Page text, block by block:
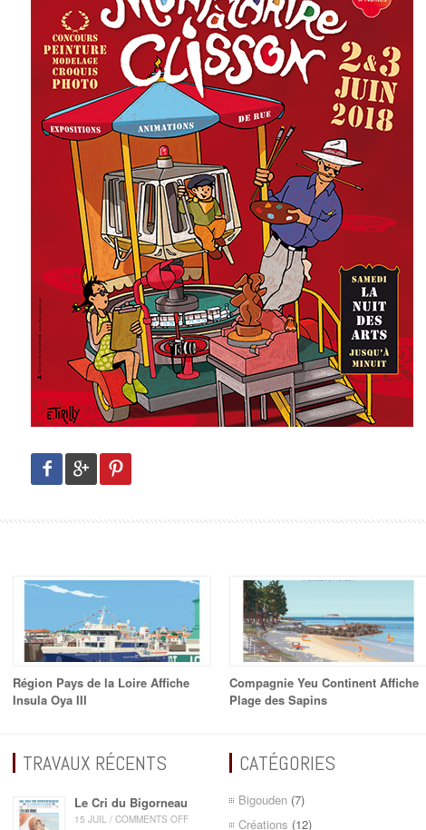
Région Pays de la Loire Affiche
Insula Oya III
Compagnie Yeu Continent Affiche
Plage des Sapins
TRAVAUX RÉCENTS
Le Cri du Bigorneau
15 JUIL / COMMENTS OFF
CATÉGORIES
Bigouden (7)
Créations (12)